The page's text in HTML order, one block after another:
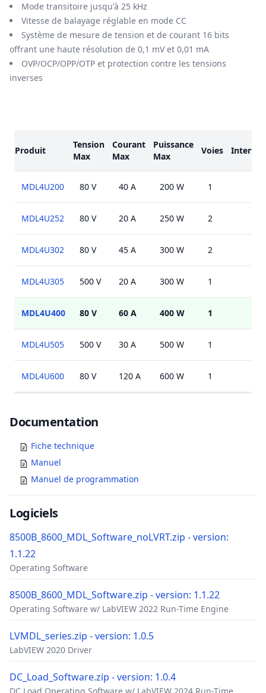
Mode transitoire jusqu'à 25 kHz
Vitesse de balayage réglable en mode CC
Système de mesure de tension et de courant 16 bits
offrant une haute résolution de 0,1 mV et 0,01 mA
OVP/OCP/OPP/OTP et protection contre les tensions
inverses
Produit
Tension
Max
Courant
Max
Puissance
Max
Voies
MDL4U200 80 V 40 A 200 W 1
MDL4U252 80 V 20 A 250 W 2
MDL4U302 80 V 45 A 300 W 2
MDL4U305 500 V 20 A 300 W 1
MDL4U400 80 V 60 A 400 W 1
MDL4U505 500 V 30 A 500 W 1
MDL4U600 80 V 120 A 600 W 1
Documents
Documentation
Fiche technique
Manuel
Manuel de programmation
Logiciels
8500B_8600_MDL_Software_noLVRT.zip - version:
1.1.22
Operating Software
8500B_8600_MDL_Software.zip - version: 1.1.22
Operating Software w/ LabVIEW 2022 Run-Time Engine
LVMDL_series.zip - version: 1.0.5
LabVIEW 2020 Driver
DC_Load_Software.zip - version: 1.0.4